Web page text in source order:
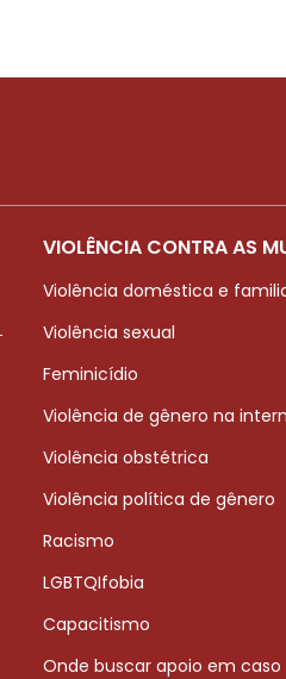
VIOLÊNCIA CONTRA AS
Violência doméstica e
Violência sexual
Feminicídio
Violência de gênero na
Violência obstétrica
Violência política de gênero
Racismo
LGBTQIfobia
Capacitismo
Onde buscar apoio em caso